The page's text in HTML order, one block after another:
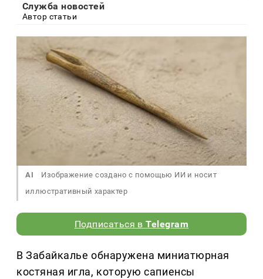
Служба новостей
Автор статьи
AI
Изображение создано с помощью ИИ и носит
иллюстративный характер
Подписаться вTelegram
В Забайкалье обнаружена миниатюрная
костяная игла, которую сапиенсы